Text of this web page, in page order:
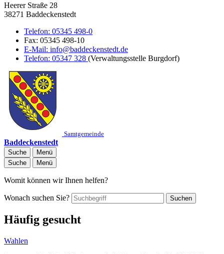
Heerer Straße 28
38271 Baddeckenstedt
Telefon: 05345 498-0
Fax: 05345 498-10
E-Mail: info@baddeckenstedt.de
Telefon: 05347 328 (Verwaltungsstelle Burgdorf)
Samtgemeinde
Baddeckenstedt
Suche
Menü
Suche
Menü
Womit können wir Ihnen helfen?
Wonach suchen Sie? Suchen
Häufig gesucht
Wahlen